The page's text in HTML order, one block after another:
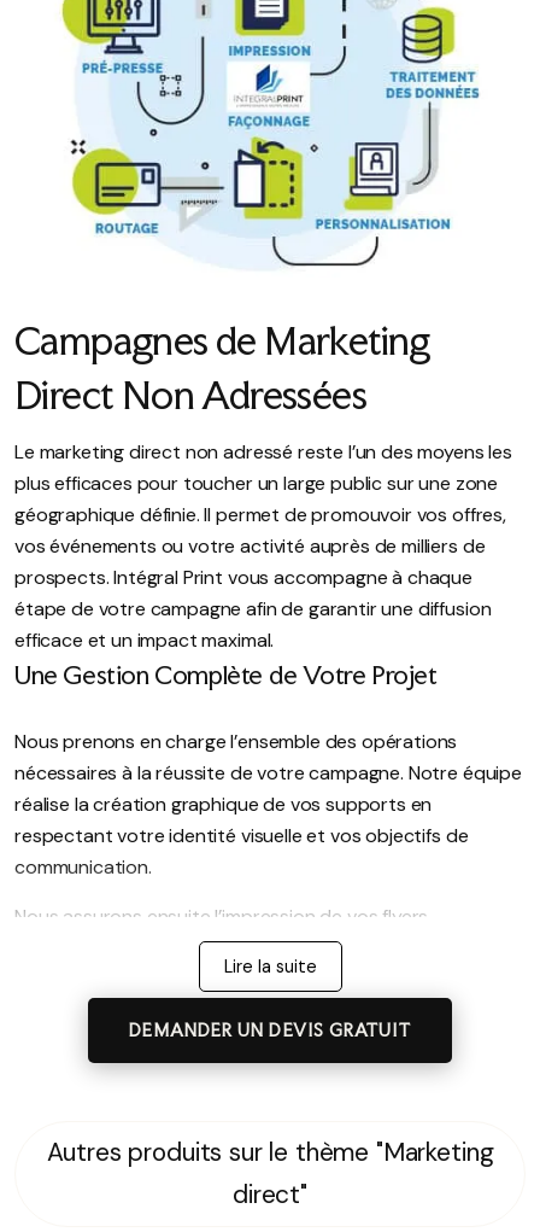
Campagnes de Marketing
Direct Non Adressées
Le marketing direct non adressé reste l’un des moyens les
plus efficaces pour toucher un large public sur une zone
géographique définie. Il permet de promouvoir vos offres,
vos événements ou votre activité auprès de milliers de
prospects. Intégral Print vous accompagne à chaque
étape de votre campagne afin de garantir une diffusion
efficace et un impact maximal.
Une Gestion Complète de Votre Projet
Nous prenons en charge l’ensemble des opérations
nécessaires à la réussite de votre campagne. Notre équipe
réalise la création graphique de vos supports en
respectant votre identité visuelle et vos objectifs de
communication.
Nous assurons ensuite l’impression de vos flyers,
prospectus, dépliants, catalogues ou tout autre support
promotionnel. Nos solutions d’impression garantissent un
rendu de haute qualité et une excellente valorisation de
votre message.
Mise Sous Pli et Préparation des Supports
Selon les besoins de votre campagne, nous réalisons
également la mise sous pli et le conditionnement de vos
documents. Chaque opération est effectuée avec rigueur
Lire la suite
DEMANDER UN DEVIS GRATUIT
Autres produits sur le thème "Marketing
direct"